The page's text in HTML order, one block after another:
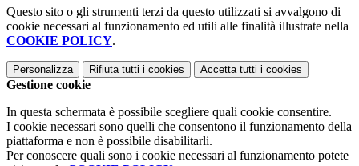
Questo sito o gli strumenti terzi da questo utilizzati si avvalgono di
cookie necessari al funzionamento ed utili alle finalità illustrate nella
COOKIE POLICY.
Personalizza Rifiuta tutti i cookies Accetta tutti i cookies
Gestione cookie
In questa schermata è possibile scegliere quali cookie consentire.
I cookie necessari sono quelli che consentono il funzionamento della
piattaforma e non è possibile disabilitarli.
Per conoscere quali sono i cookie necessari al funzionamento potete